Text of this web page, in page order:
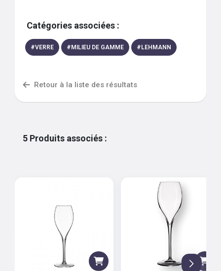
Catégories associées :
#VERRE # MILIEU DE GAMME # LEHMANN
Retour à la liste des résultats
5 Produits associés :